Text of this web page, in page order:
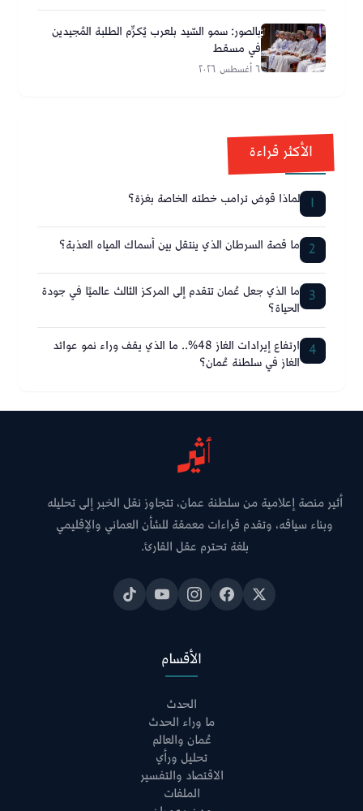
بالصور: سمو السّيد بلعرب يُكرِّم الطلبة المُجيدين
في مسقط
٦ أغسطس ٢٠٢٦
الأكثر قراءة
1 لماذا قوض ترامب خطته الخاصة بغزة؟
2 ما قصة السرطان الذي ينتقل بين أسماك المياه العذبة؟
3 ما الذي جعل عُمان تتقدم إلى المركز الثالث عالميًا في جودة
الحياة؟
4 ارتفاع إيرادات الغاز 48%.. ما الذي يقف وراء نمو عوائد
الغاز في سلطنة عُمان؟
أثير منصة إعلامية من سلطنة عمان، تتجاوز نقل الخبر إلى تحليله
وبناء سياقه، وتقدم قراءات معمقة للشأن العماني والإقليمي
بلغة تحترم عقل القارئ.
الأقسام
الحدث
ما وراء الحدث
عُمان والعالم
تحليل ورأي
الاقتصاد والتفسير
الملفات